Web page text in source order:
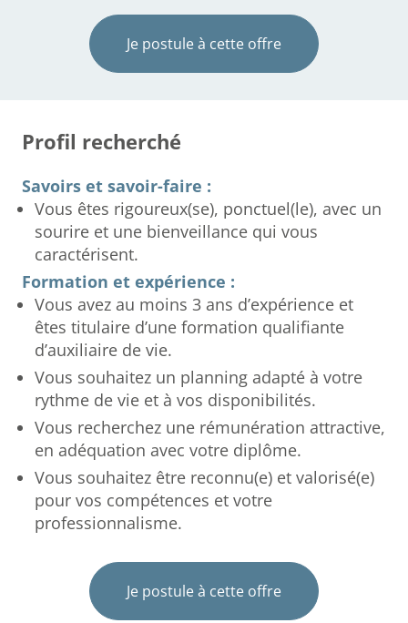
Je postule à cette offre
Profil recherché
Savoirs et savoir-faire :
Vous êtes rigoureux(se), ponctuel(le), avec un
sourire et une bienveillance qui vous
caractérisent.
Formation et expérience :
Vous avez au moins 3 ans d’expérience et
êtes titulaire d’une formation qualifiante
d’auxiliaire de vie.
Vous souhaitez un planning adapté à votre
rythme de vie et à vos disponibilités.
Vous recherchez une rémunération attractive,
en adéquation avec votre diplôme.
Vous souhaitez être reconnu(e) et valorisé(e)
pour vos compétences et votre
professionnalisme.
Je postule à cette offre